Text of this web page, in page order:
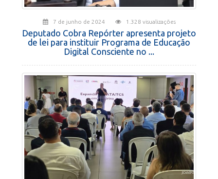
7 de junho de 2024 1.328 visualizações
Deputado Cobra Repórter apresenta projeto
de lei para instituir Programa de Educação
Digital Consciente no ...